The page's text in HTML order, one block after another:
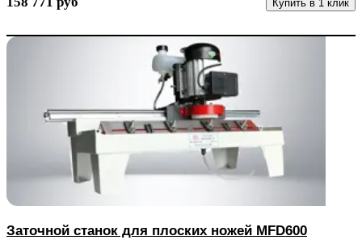
Купить в 1 клик
Заточной станок для плоских ножей MFD600